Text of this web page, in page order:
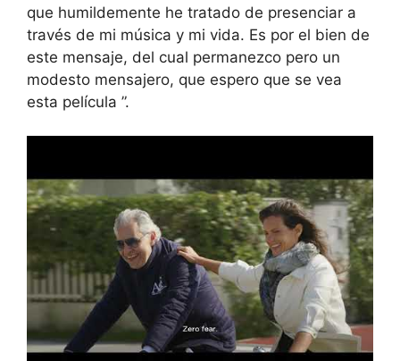
que humildemente he tratado de presenciar a
través de mi música y mi vida. Es por el bien de
este mensaje, del cual permanezco pero un
modesto mensajero, que espero que se vea
esta película ”.